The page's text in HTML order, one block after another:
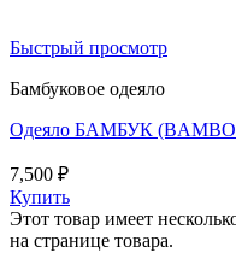
Быстрый просмотр
Бамбуковое одеяло
Одеяло БАМБУК
7,500 ₽
Купить
Этот товар имеет
на странице товара.